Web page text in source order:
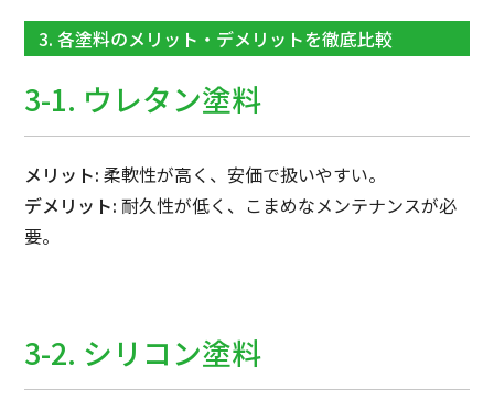
3. 各塗料のメリット・デメリットを徹底比較
3-1. ウレタン塗料
メリット: 柔軟性が高く、安価で扱いやすい。
デメリット: 耐久性が低く、こまめなメンテナンスが必
要。
3-2. シリコン塗料